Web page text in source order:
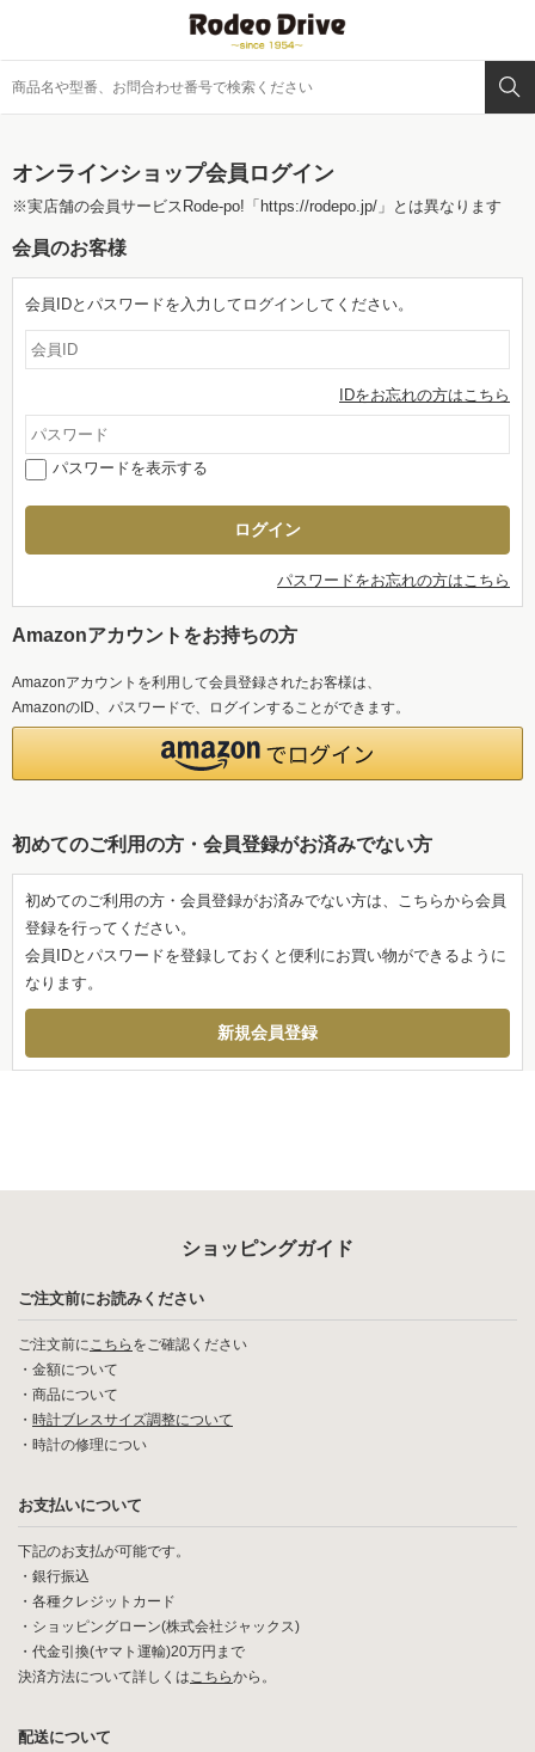
オンラインショップ会員ログイン
※実店舗の会員サービスRode-po! 「https://rodepo.jp/」 とは異なります
会員のお客様
会員IDとパスワードを入力してログインしてください。
IDをお忘れの方はこちら
パスワードを表示する
パスワードをお忘れの方はこちら
Amazonアカウントをお持ちの方
Amazonアカウントを利用して会員登録されたお客様は、
AmazonのID、パスワードで、ログインすることができます。
初めてのご利用の方・会員登録がお済みでない方
初めてのご利用の方・会員登録がお済みでない方は、こちらから会員
登録を行ってください。
会員IDとパスワードを登録しておくと便利にお買い物ができるように
なります。
ショッピングガイド
ご注文前にお読みください
ご注文前にこちら をご確認ください
・ 金額について
・ 商品について
・ 時計ブレスサイズ調整について
・ 時計の修理につい
お支払いについて
下記のお支払が可能です。
・銀行振込
・各種クレジットカード
・ショッピングローン(株式会社ジャックス)
・代金引換(ヤマト運輸)20万円まで
決済方法について詳しくはこちらから。
配送について